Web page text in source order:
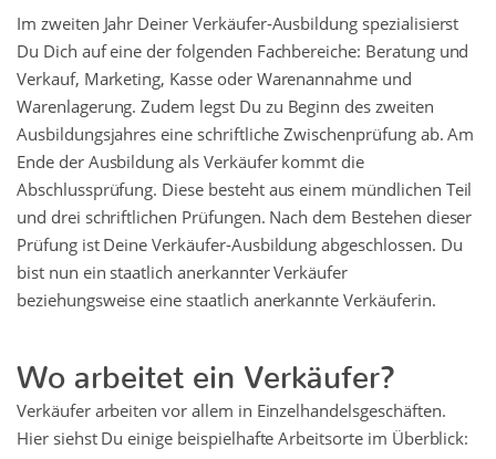
Im zweiten Jahr Deiner Verkäufer-Ausbildung spezialisierst
Du Dich auf eine der folgenden Fachbereiche: Beratung und
Verkauf, Marketing, Kasse oder Warenannahme und
Warenlagerung. Zudem legst Du zu Beginn des zweiten
Ausbildungsjahres eine schriftliche Zwischenprüfung ab. Am
Ende der Ausbildung als Verkäufer kommt die
Abschlussprüfung. Diese besteht aus einem mündlichen Teil
und drei schriftlichen Prüfungen. Nach dem Bestehen dieser
Prüfung ist Deine Verkäufer-Ausbildung abgeschlossen. Du
bist nun ein staatlich anerkannter Verkäufer
beziehungsweise eine staatlich anerkannte Verkäuferin.
Wo arbeitet ein Verkäufer?
Verkäufer arbeiten vor allem in Einzelhandelsgeschäften.
Hier siehst Du einige beispielhafte Arbeitsorte im Überblick: